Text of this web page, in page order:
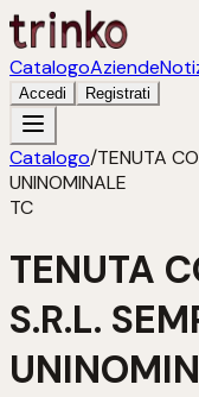
CatalogoAziende
Accedi Registrati
Catalogo/TENUTA
UNINOMINALE
TC
TENUTA
S.R.L.